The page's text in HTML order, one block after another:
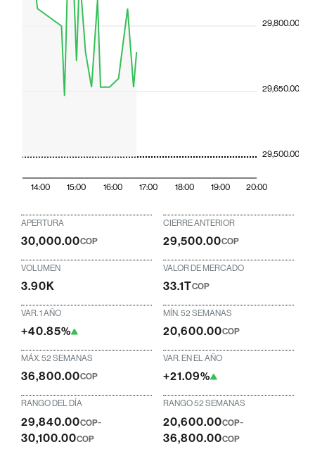
14:00 15:00 16:00 17:00 18:00 19:00 20:00
29,500.00
29,650.00
29,800.00
APERTURA
30,000.00COP
CIERRE ANTERIOR
29,500.00COP
VOLUMEN
3.90K
VALOR DE MERCADO
33.1TCOP
VAR. 1 AÑO
+40.85%
MÍN. 52 SEMANAS
20,600.00COP
MÁX. 52 SEMANAS
36,800.00COP
VAR. EN EL AÑO
+21.09%
RANGO DEL DÍA
29,840.00COP-
30,100.00COP
RANGO 52 SEMANAS
20,600.00COP-
36,800.00COP